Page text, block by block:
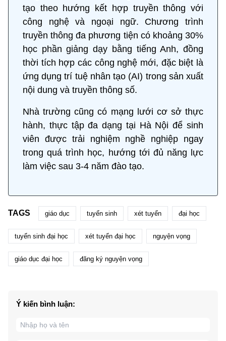
tạo theo hướng kết hợp truyền thông với
công nghệ và ngoại ngữ. Chương trình
truyền thông đa phương tiện có khoảng 30%
học phần giảng dạy bằng tiếng Anh, đồng
thời tích hợp các công nghệ mới, đặc biệt là
ứng dụng trí tuệ nhân tạo (AI) trong sản xuất
nội dung và truyền thông số.
Nhà trường cũng có mạng lưới cơ sở thực
hành, thực tập đa dạng tại Hà Nội để sinh
viên được trải nghiệm nghề nghiệp ngay
trong quá trình học, hướng tới đủ năng lực
làm việc sau 3-4 năm đào tạo.
TAGS giáo dục tuyển sinh xét tuyển đại học
tuyển sinh đại học xét tuyển đại học nguyện vọng
giáo dục đại học đăng ký nguyện vọng
Ý kiến bình luận: